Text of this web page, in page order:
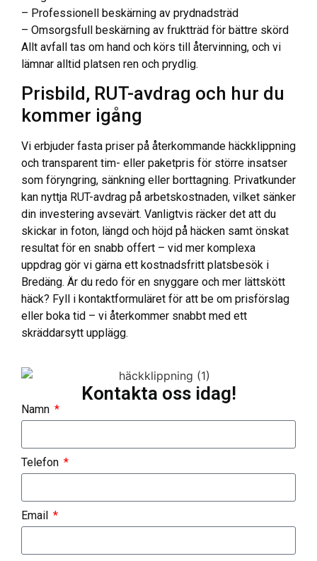
– Professionell beskärning av prydnadsträd
– Omsorgsfull beskärning av fruktträd för bättre skörd
Allt avfall tas om hand och körs till återvinning, och vi
lämnar alltid platsen ren och prydlig.
Prisbild, RUT-avdrag och hur du
kommer igång
Vi erbjuder fasta priser på återkommande häckklippning
och transparent tim- eller paketpris för större insatser
som föryngring, sänkning eller borttagning. Privatkunder
kan nyttja RUT-avdrag på arbetskostnaden, vilket sänker
din investering avsevärt. Vanligtvis räcker det att du
skickar in foton, längd och höjd på häcken samt önskat
resultat för en snabb offert – vid mer komplexa
uppdrag gör vi gärna ett kostnadsfritt platsbesök i
Bredäng. Är du redo för en snyggare och mer lättskött
häck? Fyll i kontaktformuläret för att be om prisförslag
eller boka tid – vi återkommer snabbt med ett
skräddarsytt upplägg.
Kontakta oss idag!
Namn
Telefon
Email